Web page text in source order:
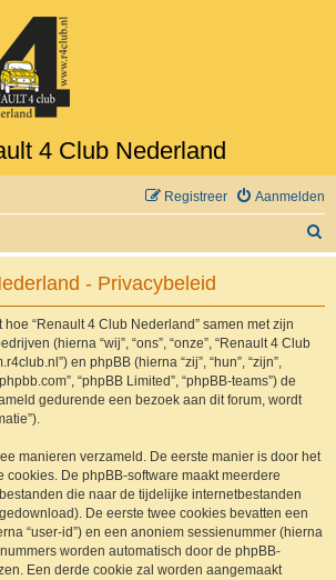
4 Club Nederland
Aanmelden
Registreer
o
- Privacybeleid
“Renault 4 Club Nederland” samen met zijn
(hierna “wij”, “ons”, “onze”, “Renault 4 Club
en phpBB (hierna “zij”, “hun”, “zijn”,
“phpBB Limited”, “phpBB-teams”) de
gedurende een bezoek aan dit forum, wordt
manieren verzameld. De eerste manier is door het
cookies. De phpBB-software maakt meerdere
die naar de tijdelijke internetbestanden
De eerste twee cookies bevatten een
“user-id”) en een anoniem sessienummer (hierna
worden automatisch door de phpBB-
Een derde cookie zal worden aangemaakt